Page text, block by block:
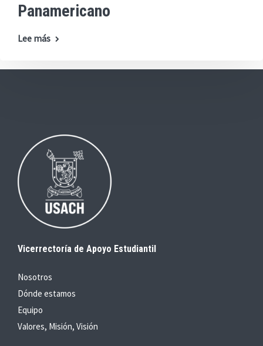
Panamericano
Lee más
Vicerrectoría de Apoyo Estudiantil
Nosotros
Dónde estamos
Equipo
Valores, Misión, Visión